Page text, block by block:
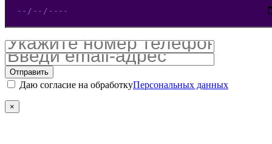
Даю согласие на обработкуПерсональных данных
×